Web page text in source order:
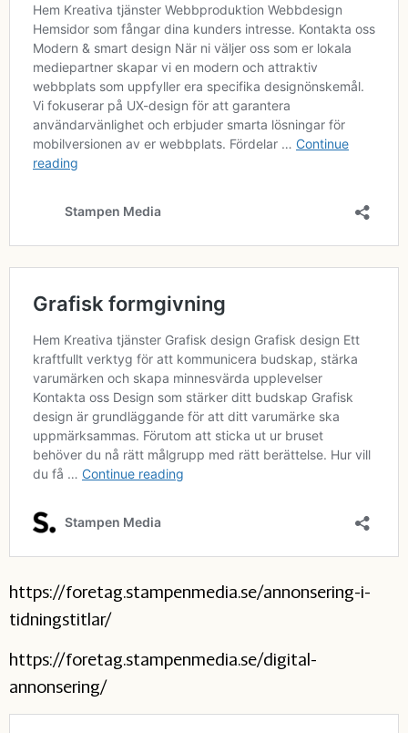
https://foretag.stampenmedia.se/annonsering-i-
tidningstitlar/
https://foretag.stampenmedia.se/digital-
annonsering/